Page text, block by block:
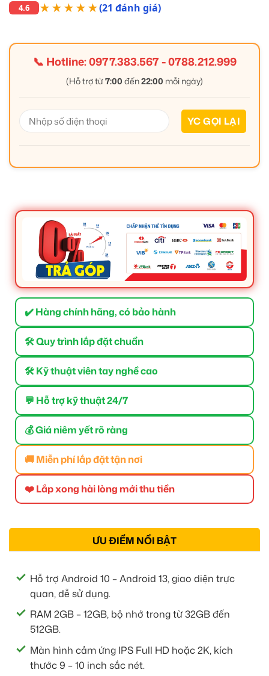
4.6 ★★★★★(21 đánh giá)
📞 Hotline:0977.383.567-0788.212.999
(Hỗ trợ từ7:00 đến22:00 mỗi ngày)
✔️ Hàng chính hãng, có bảo hành
🛠 Quy trình lắp đặt chuẩn
🛠 Kỹ thuật viên tay nghề cao
💬 Hỗ trợ kỹ thuật 24/7
💰 Giá niêm yết rõ ràng
🚚 Miễn phí lắp đặt tận nơi
❤️ Lắp xong hài lòng mới thu tiền
ƯU ĐIỂM NỔI BẬT
Hỗ trợ Android 10 – Android 13, giao diện trực
quan, dễ sử dụng.
RAM 2GB – 12GB, bộ nhớ trong từ 32GB đến
512GB.
Màn hình cảm ứng IPS Full HD hoặc 2K, kích
thước 9 – 10 inch sắc nét.